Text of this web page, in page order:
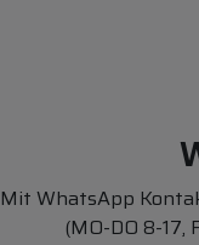
Mit WhatsApp
(MO-DO 8-17,